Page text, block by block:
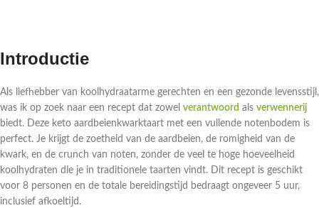
Introductie
Als liefhebber van koolhydraatarme gerechten en een gezonde levensstijl,
was ik op zoek naar een recept dat zowel verantwoord als verwennerij
biedt. Deze keto aardbeienkwarktaart met een vullende notenbodem is
perfect. Je krijgt de zoetheid van de aardbeien, de romigheid van de
kwark, en de crunch van noten, zonder de veel te hoge hoeveelheid
koolhydraten die je in traditionele taarten vindt. Dit recept is geschikt
voor 8 personen en de totale bereidingstijd bedraagt ongeveer 5 uur,
inclusief afkoeltijd.